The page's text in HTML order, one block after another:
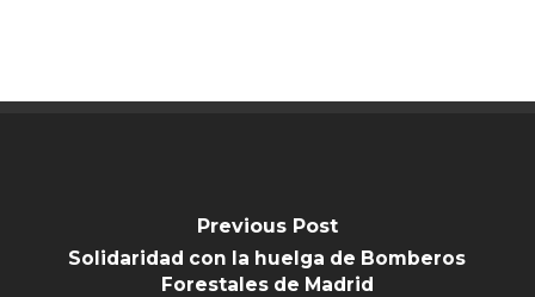
Previous Post
Solidaridad con la huelga de Bomberos
Forestales de Madrid